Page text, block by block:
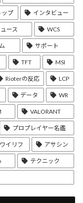
ップ インタビュー
ース WCS
サポート
TFT MSI
Rioterの反応 LCP
データ WR
VALORANT
プロプレイヤー名鑑
ワイリフ アサシン
テクニック